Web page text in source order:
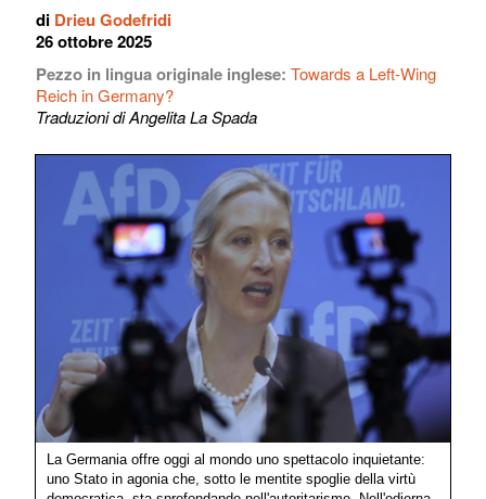
di Drieu Godefridi
26 ottobre 2025
Pezzo in lingua originale inglese: Towards a Left-Wing
Reich in Germany?
Traduzioni di Angelita La Spada
La Germania offre oggi al mondo uno spettacolo inquietante:
uno Stato in agonia che, sotto le mentite spoglie della virtù